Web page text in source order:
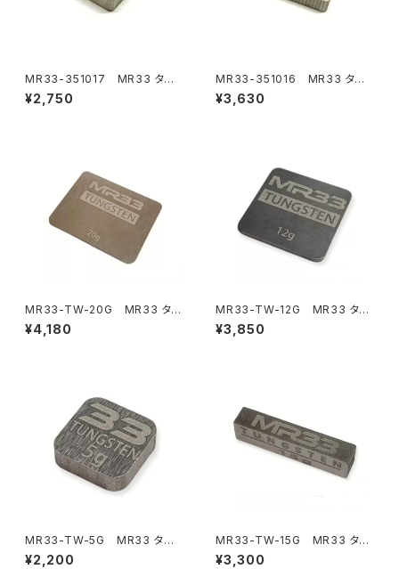
MR33-351017 MR33 タン
グステンウェイト5g （9x6x5m
m 5g）
¥2,750
MR33-351016 MR33 タン
グステンウェイト10g （17.4x5x
6mm 10g）
¥3,630
MR33-TW-20G MR33 タン
グステンウェイト20g （24x30x
1.5mm 20g）
¥4,180
MR33-TW-12G MR33 タン
グステンウェイト12g （21x21x1.
5mm 12g）
¥3,850
MR33-TW-5G MR33 タン
グステンウェイト5g （10x10x3
¥2,200
MR33-TW-15G MR33 タン
グステンウェイト15g （5x6x26
¥3,300